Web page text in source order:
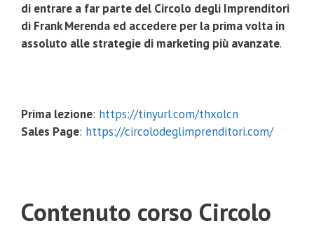
di entrare a far parte del Circolo degli Imprenditori
di Frank Merenda ed accedere per la prima volta in
assoluto alle strategie di marketing più avanzate.
Prima lezione: https://tinyurl.com/thxolcn
Sales Page: https://circolodeglimprenditori.com/
Contenuto corso Circolo